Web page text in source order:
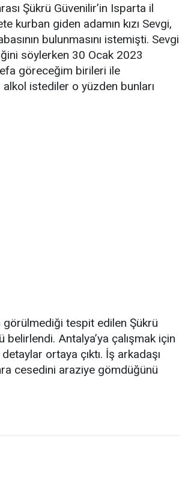
Şükrü Güvenilir’in Isparta il
kurban giden adamın kızı Sevgi,
bulunmasını istemişti. Sevgi
söylerken 30 Ocak 2023
göreceğim birileri ile
istediler o yüzden bunları
görülmediği tespit edilen Şükrü
belirlendi. Antalya’ya çalışmak için
ortaya çıktı. İş arkadaşı
cesedini araziye gömdüğünü